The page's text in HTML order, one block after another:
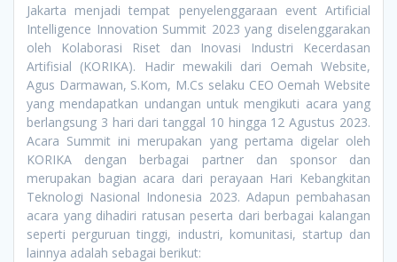
Jakarta menjadi tempat penyelenggaraan event Artificial
Intelligence Innovation Summit 2023 yang diselenggarakan
oleh Kolaborasi Riset dan Inovasi Industri Kecerdasan
Artifisial (KORIKA). Hadir mewakili dari Oemah Website,
Agus Darmawan, S.Kom, M.Cs selaku CEO Oemah Website
yang mendapatkan undangan untuk mengikuti acara yang
berlangsung 3 hari dari tanggal 10 hingga 12 Agustus 2023.
Acara Summit ini merupakan yang pertama digelar oleh
KORIKA dengan berbagai partner dan sponsor dan
merupakan bagian acara dari perayaan Hari Kebangkitan
Teknologi Nasional Indonesia 2023. Adapun pembahasan
acara yang dihadiri ratusan peserta dari berbagai kalangan
seperti perguruan tinggi, industri, komunitasi, startup dan
lainnya adalah sebagai berikut: